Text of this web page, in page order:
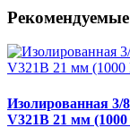
Изолированная 3/
V321B 21 мм